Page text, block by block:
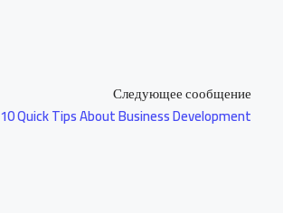
Следующее сообщение
10 Quick Tips About Business Development